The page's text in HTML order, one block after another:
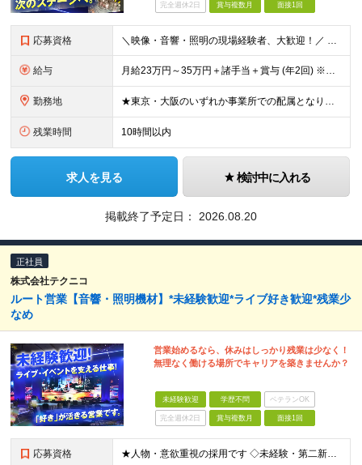
完全週休2日 賞与複数月 面接1回
応募資格 ＼映像・音響・照明の現場経験者、大歓迎！／ ■イベント等での映像・音響・照明オペレーター経験、または何らかの営業経験 ※学歴不問 「不規則な生活を変えたい」 「推し活や趣味の時間を大事にしたい」とい
給与 月給23万円～35万円＋諸手当＋賞与 (年2回) ※経験・能力を考慮の上、当社規定により優遇いたします。 ※試用期間6ヶ月あり。期間中の待遇変更はありません。 ※残業代全額支給
勤務地 ★東京・大阪のいずれか事業所での配属となります ★希望・居住地を考慮したうえで決定します 【東京本社】 東京都千代田区九段北1-5-10 九段クレストビル3階 【本社】 大阪府大阪市中央区城見2-
残業時間 10時間以内
求人を見る 検討中に入れる
掲載終了予定日： 2026.08.20
正社員
株式会社テクニコ
ルート営業【音響・照明機材】*未経験歓迎*ライブ好き歓迎*残業少
なめ
営業始めるなら、休みはしっかり残業は少なく！
無理なく働ける場所でキャリアを築きませんか？
未経験歓迎 学歴不問 ベテランOK
完全週休2日 賞与複数月 面接1回
応募資格 ★人物・意欲重視の採用です ◇未経験・第二新卒歓迎！ ◇39歳以下の方（※長期キャリア形成のため） ＜こんな方を歓迎します！＞ ◇音楽が好き、よくライブに行く方 ◇楽器店や家電量販店などでの販売経